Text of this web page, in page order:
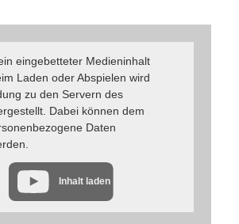
eingebetteter Medieninhalt
Laden oder Abspielen wird
zu den Servern des
Dabei können dem
Daten
Inhalt laden